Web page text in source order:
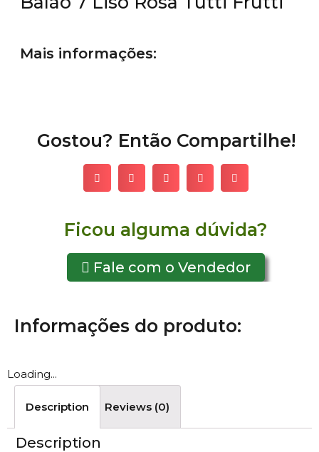
Mais informações:
Gostou? Então Compartilhe!
Ficou alguma dúvida?
Fale com o Vendedor
Informações do produto:
Loading...
Description Reviews (0)
Description